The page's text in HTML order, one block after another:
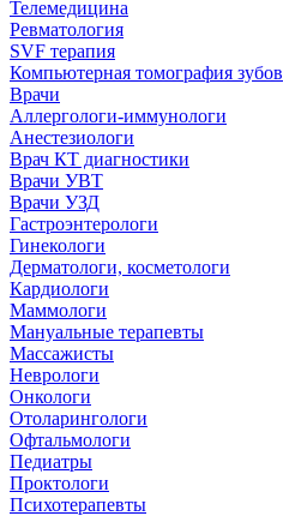
Телемедицина
Ревматология
SVF терапия
Компьютерная томография зубов
Врачи
Аллергологи-иммунологи
Анестезиологи
Врач КТ диагностики
Врачи УВТ
Врачи УЗД
Гастроэнтерологи
Гинекологи
Дерматологи, косметологи
Кардиологи
Маммологи
Мануальные терапевты
Массажисты
Неврологи
Онкологи
Отоларингологи
Офтальмологи
Педиатры
Проктологи
Психотерапевты